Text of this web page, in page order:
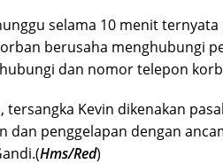
selama 10 menit
berusaha menghubungi
dan nomor telepon
tersangka Kevin dikenakan
dan penggelapan dengan
Hms/Red)